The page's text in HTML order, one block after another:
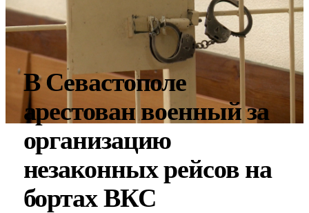
В Севастополе
арестован военный за
организацию
незаконных рейсов на
бортах ВКС